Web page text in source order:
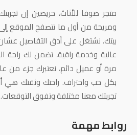
متجر صوفا للأثاث، حريصين إن
ومريحة من أول ما تتصفح الموقع
بيتك. نشتغل على أدق التفاصيل
عالية وخدمة راقية، تضمن لك راحة
مرة أو عميل دائم، نعتبرك جزء من
بكل حب واحتراف. راحتك وثقتك هي
تجربتك معنا مختلفة وتفوق التوقعات.
روابط مهمة